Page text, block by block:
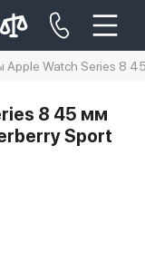
Apple Watch Series 8
8 45 мм
Sport